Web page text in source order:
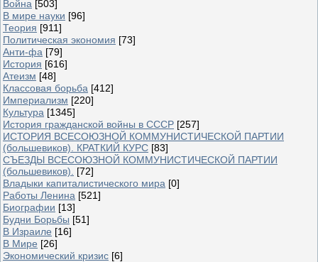
Война [503]
В мире науки [96]
Теория [911]
Политическая экономия [73]
Анти-фа [79]
История [616]
Атеизм [48]
Классовая борьба [412]
Империализм [220]
Культура [1345]
История гражданской войны в СССР [257]
ИСТОРИЯ ВСЕСОЮЗНОЙ КОММУНИСТИЧЕСКОЙ ПАРТИИ
(большевиков). КРАТКИЙ КУРС [83]
СЪЕЗДЫ ВСЕСОЮЗНОЙ КОММУНИСТИЧЕСКОЙ ПАРТИИ
(большевиков).
[72]
Владыки капиталистического мира [0]
Работы Ленина [521]
Биографии [13]
Будни Борьбы [51]
В Израиле [16]
В Мире [26]
Экономический кризис [6]